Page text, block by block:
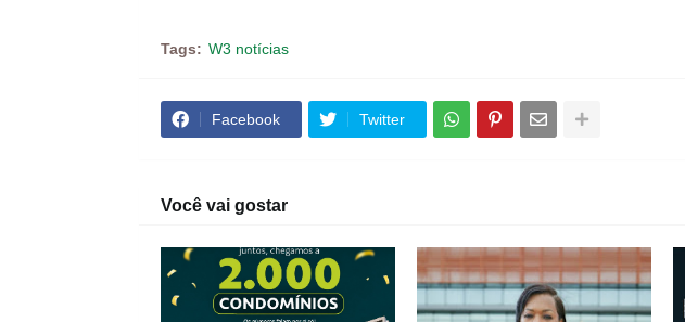
Tags: W3 notícias
Facebook Twitter
Você vai gostar